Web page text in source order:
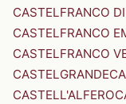
CASTELFRANCO
CASTELFRANCO
CASTELFRANCO
CASTELGRANDE
CASTELL'ALFERO